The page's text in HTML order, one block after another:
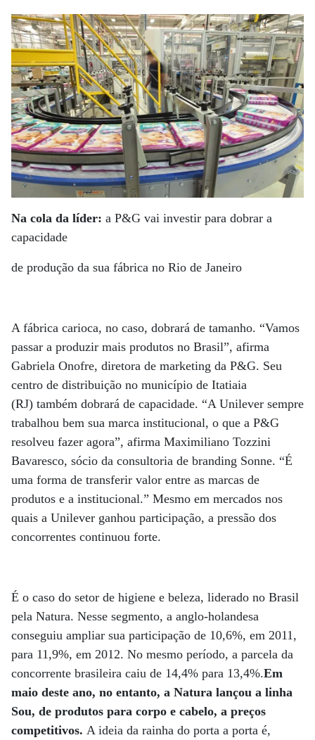
Na cola da líder: a P&G vai investir para dobrar a
capacidade
de produção da sua fábrica no Rio de Janeiro
A fábrica carioca, no caso, dobrará de tamanho. “Vamos
passar a produzir mais produtos no Brasil”, afirma
Gabriela Onofre, diretora de marketing da P&G. Seu
centro de distribuição no município de Itatiaia
(RJ) também dobrará de capacidade. “A Unilever sempre
trabalhou bem sua marca institucional, o que a P&G
resolveu fazer agora”, afirma Maximiliano Tozzini
Bavaresco, sócio da consultoria de branding Sonne. “É
uma forma de transferir valor entre as marcas de
produtos e a institucional.” Mesmo em mercados nos
quais a Unilever ganhou participação, a pressão dos
concorrentes continuou forte.
É o caso do setor de higiene e beleza, liderado no Brasil
pela Natura. Nesse segmento, a anglo-holandesa
conseguiu ampliar sua participação de 10,6%, em 2011,
para 11,9%, em 2012. No mesmo período, a parcela da
concorrente brasileira caiu de 14,4% para 13,4%.Em
maio deste ano, no entanto, a Natura lançou a linha
Sou, de produtos para corpo e cabelo, a preços
competitivos. A ideia da rainha do porta a porta é,